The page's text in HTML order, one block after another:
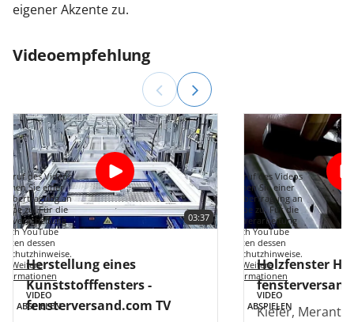
eigener Akzente zu.
Videoempfehlung
des Videos
Sie einer
an
zu. Für die
YouTube
dessen
Weitere
VIDEO
ABSPIELEN
03:37
Herstellung eines
Kunststofffensters -
fensterversand.com TV
Mit Aufruf des Videos
stimmen Sie einer
Datenübertragung an
YouTube zu. Für die
Datenverarbeitung
durch YouTube
gelten dessen
Datenschutzhinweise.
Weitere
Informationen
VIDEO
ABSPIELEN
Holzfenster
Kiefer, Meranti,